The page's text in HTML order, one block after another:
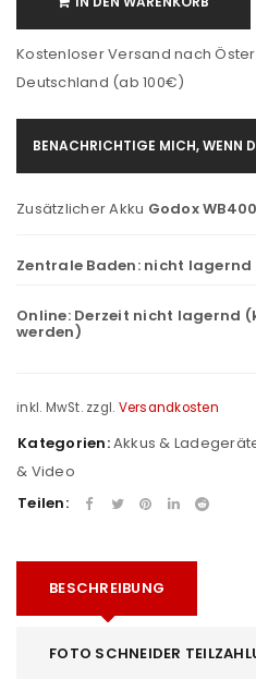
Kostenloser Versand nach
Deutschland (ab 100€)
BENACHRICHTIGE MICH, WENN
Zusätzlicher Akku Godox
Zentrale Baden: nicht lagernd
Online: Derzeit nicht lagernd
werden)
inkl. MwSt. zzgl. Versandkosten
Kategorien:Akkus &
& Video
Teilen:
BESCHREIBUNG
FOTO SCHNEIDER